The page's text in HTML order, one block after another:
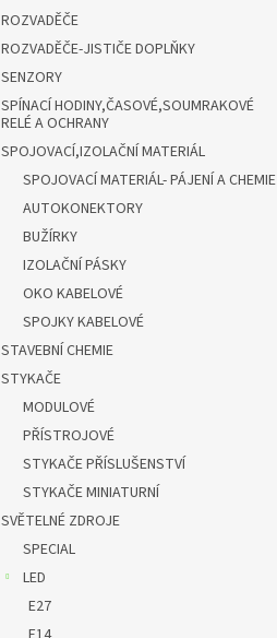
ROZVADĚČE
ROZVADĚČE-JISTIČE DOPLŇKY
SENZORY
SPÍNACÍ HODINY,ČASOVÉ,SOUMRAKOVÉ
RELÉ A OCHRANY
SPOJOVACÍ,IZOLAČNÍ MATERIÁL
SPOJOVACÍ MATERIÁL- PÁJENÍ A CHEMIE
AUTOKONEKTORY
BUŽÍRKY
IZOLAČNÍ PÁSKY
OKO KABELOVÉ
SPOJKY KABELOVÉ
STAVEBNÍ CHEMIE
STYKAČE
MODULOVÉ
PŘÍSTROJOVÉ
STYKAČE PŘÍSLUŠENSTVÍ
STYKAČE MINIATURNÍ
SVĚTELNÉ ZDROJE
SPECIAL
LED
E27